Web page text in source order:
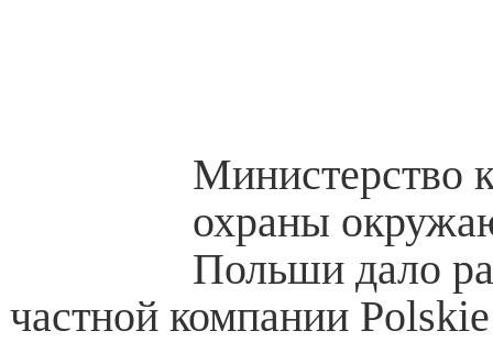
Министерство
охраны
Польши дало
частной компании